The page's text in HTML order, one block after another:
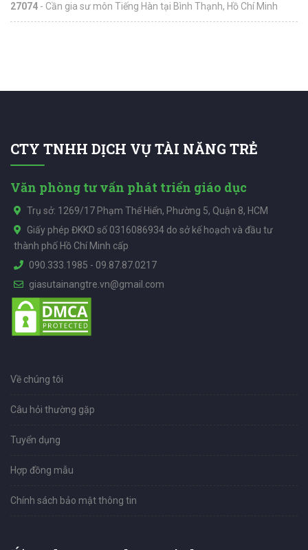
27074 - Cần gia sư môn Tiếng Hàn tại Bình Thạnh, Hồ Chí Minh
CTY TNHH DỊCH VỤ TÀI NĂNG TRẺ
Văn phòng tư vấn phát triển giáo dục
Trụ sở: 1269/17 Phạm Thế Hiển, Phường 5, Quận 8, HCM
Giấy phép ĐKKD số 0316086934 do sở kế hoạch và đầu tư
thành phố Hồ Chí Minh cấp
090.333.1985 - 09.87.87.0217
giasutainangtre.vn@gmail.com
Về chúng tôi
Câu hỏi thường gặp
Tuyển dụng
Hợp đồng mẫu
Chính sách bảo mật thông tin